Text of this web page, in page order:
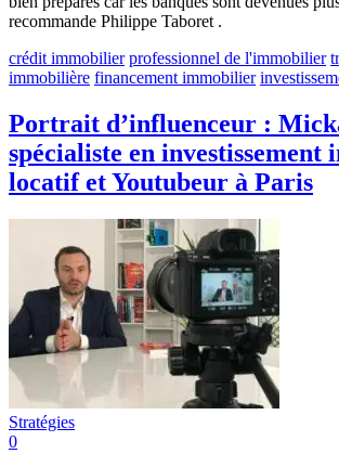
recommande Philippe Taboret .
crédit immobilier professionnel de l'immobilier
immobilière financement immobilier
Portrait d’influenceur :
spécialiste en
locatif et Youtubeur à Paris
Stratégies
0